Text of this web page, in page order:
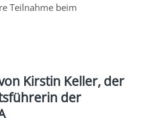
Teilnahme beim
Kirstin Keller, der
der